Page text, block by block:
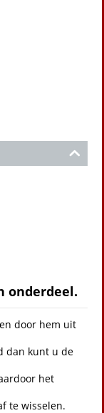
onderdeel.
door hem uit
dan kunt u de
het
te wisselen.